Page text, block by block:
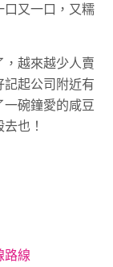
口又一口，又糯
，越來越少人賣
記起公司附近有
一碗鐘愛的咸豆
也！
路線